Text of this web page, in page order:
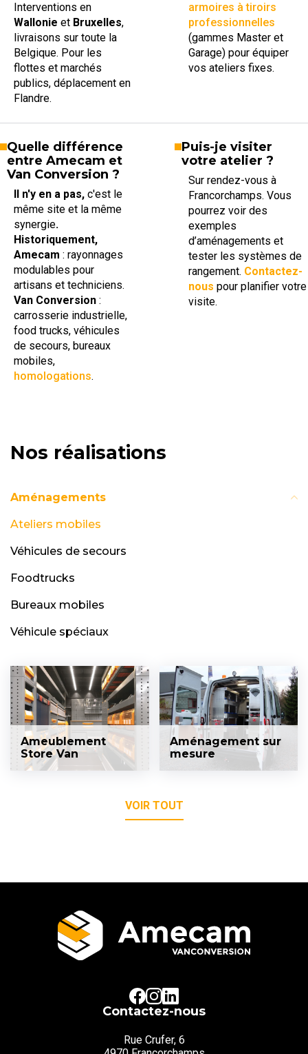
Interventions en
Wallonie et Bruxelles,
livraisons sur toute la
Belgique. Pour les
flottes et marchés
publics, déplacement en
Flandre.
armoires à tiroirs
professionnelles
(gammes Master et
Garage) pour équiper
vos ateliers fixes.
Quelle différence
entre Amecam et
Van Conversion ?
Il n'y en a pas, c'est le
même site et la même
synergie.
Historiquement,
Amecam : rayonnages
modulables pour
artisans et techniciens.
Van Conversion :
carrosserie industrielle,
food trucks, véhicules
de secours, bureaux
mobiles,
homologations.
Puis-je visiter
votre atelier ?
Sur rendez-vous à
Francorchamps. Vous
pourrez voir des
exemples
d’aménagements et
tester les systèmes de
rangement. Contactez-
nous pour planifier votre
visite.
Nos réalisations
Aménagements
Ateliers mobiles
Véhicules de secours
Foodtrucks
Bureaux mobiles
Véhicule spéciaux
Ameublement
Store Van
Aménagement sur
mesure
VOIR TOUT
Contactez-nous
Rue Crufer, 6